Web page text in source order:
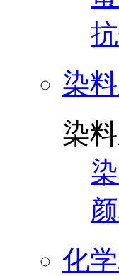
染
染
化